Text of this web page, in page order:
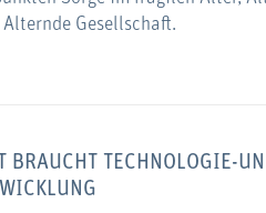
Gesellschaft.
BRAUCHT TECHNOLOGIE-